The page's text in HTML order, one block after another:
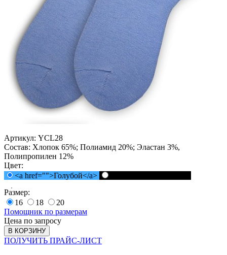
Артикул: YCL28
Состав: Хлопок 65%; Полиамид 20%; Эластан 3%,
Полипропилен 12%
Цвет:
<a href="">Голубой</a>
Размер:
16
18
20
Помощник по размерам
Цена по запросу
В КОРЗИНУ
ПОЛУЧИТЬ ПРАЙС-ЛИСТ